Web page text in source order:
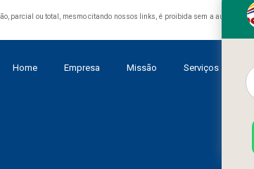
parcial ou total, mesmo citando nossos links, é proibida sem a
Home Empresa Missão Serviços